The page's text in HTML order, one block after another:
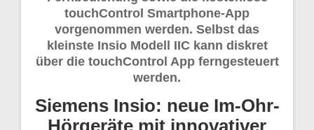
touchControl Smartphone-App
vorgenommen werden. Selbst das
kleinste Insio Modell IIC kann diskret
über die touchControl App ferngesteuert
werden.
Siemens Insio: neue Im-Ohr-
Hörgeräte mit innovativer